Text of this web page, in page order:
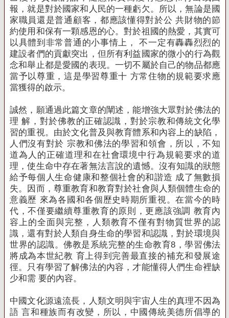
報，就是對於國家和人民的一種虧欠。 所以，無論是國
家職員還是普通顧客，都應該懂得對於公 共財物的節
約使用和保有一顆感恩的心。對於祖國的熱愛，其實可
以具體到非常普通的小事情上， 不一定有轟轟烈烈的
建設者們的貢獻突出，但所有利益國家的微小的行為觀
念和舉止都是愛國的表現。一切不屬於自己的物品都應
當予以尊重，這是學習尊重十 方常住物的規範要求應
當獲得的啟示。
誠然，願通過此篇文章的闡述，能增強大眾對於佛法的
理 解，對於佛教的正確認識，對於宗教和傳統文化學
習的重視。 由於文化普及與教育體系和內容上的缺陷，
人們沒有對於 宗教和佛法的學習和領會，所以，不知
道為人的正確道理和在社會環境中行為規範要求的道
理，使生命中存在著無法言說的遺憾。 沒有知識的狀態
給予每個人生命健康和整個社會的和諧造 成了無數損
失。 因而，尊重教育和教育對於社會與人類個體生命的
意義歷 來為各國和各個歷史時期所重視。在當今的時
代，不僅要繼續尊重教育的原則，更應該強調 教育內
容上的全面與完整，人類教育不僅有對物質世界的認
識，還有對於人類自身生命的學習和認識，對於環境與
世界的認識。佛教是系統完整的生命教育8，學習佛法
將成為本世紀教 育上得到完善最直接的補充和發展途
徑。 只有學習了解佛法的內容，才能懂得人們生命裡缺
少和需 要的內容。
中國文化源遠流長，人類文明與宇宙人生的真理不因為
語 言和種族而有改變，所以，中國傳統美德所倡導的